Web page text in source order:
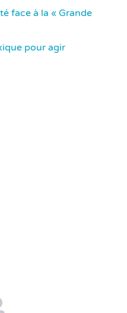
face à la « Grande
pour agir